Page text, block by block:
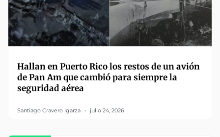
Hallan en Puerto Rico los restos de un avión
de Pan Am que cambió para siempre la
seguridad aérea
Santiago Cravero Igarza julio 24, 2026